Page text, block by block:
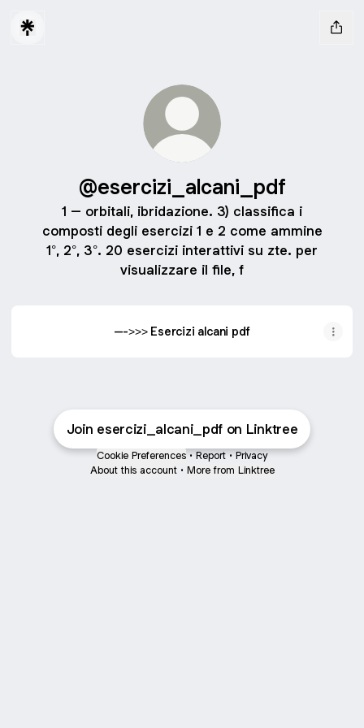
@esercizi_alcani_pdf
1 – orbitali, ibridazione. 3) classifica i
composti degli esercizi 1 e 2 come ammine
1°, 2°, 3°. 20 esercizi interattivi su zte. per
visualizzare il file, f
--->>> Esercizi alcani pdf
Join esercizi_alcani_pdf on Linktree
Cookie Preferences • Report • Privacy
About this account • More from Linktree